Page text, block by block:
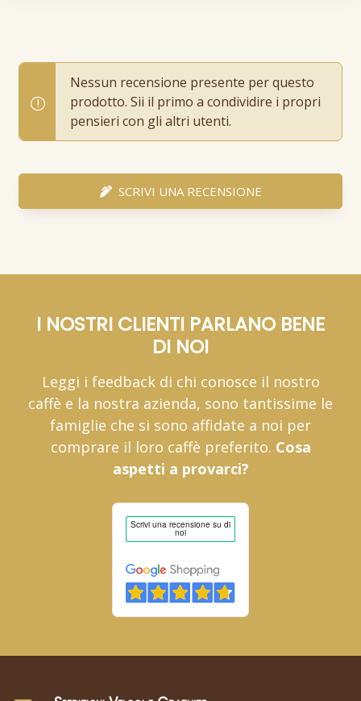
Nessun recensione presente per questo
prodotto. Sii il primo a condividire i propri
pensieri con gli altri utenti.
SCRIVI UNA RECENSIONE
I NOSTRI CLIENTI PARLANO BENE
DI NOI
Leggi i feedback di chi conosce il nostro
caffè e la nostra azienda, sono tantissime le
famiglie che si sono affidate a noi per
comprare il loro caffè preferito. Cosa
aspetti a provarci?